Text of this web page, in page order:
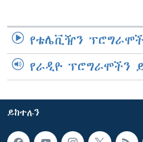
የቴሌቪዥን
የራዲዮ ፕሮግራሞችን
ይከተሉን